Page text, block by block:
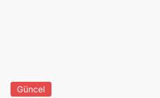
Güncel